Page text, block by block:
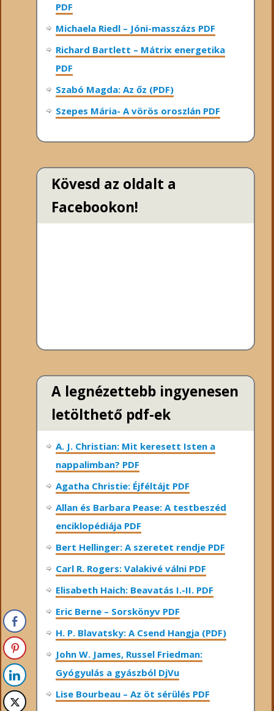
PDF
Michaela Riedl – Jóni-masszázs PDF
Richard Bartlett – Mátrix energetika
PDF
Szabó Magda: Az őz (PDF)
Szepes Mária- A vörös oroszlán PDF
Kövesd az oldalt a
Facebookon!
A legnézettebb ingyenesen
letölthető pdf-ek
A. J. Christian: Mit keresett Isten a
nappalimban? PDF
Agatha Christie: Éjféltájt PDF
Allan és Barbara Pease: A testbeszéd
enciklopédiája PDF
Bert Hellinger: A ​szeretet rendje PDF
Carl R. Rogers: Valakivé válni PDF
Elisabeth Haich: Beavatás I.-II. PDF
Eric Berne – Sorskönyv PDF
H. P. Blavatsky: A Csend Hangja (PDF)
John W. James, Russel Friedman:
Gyógyulás a gyászból DjVu
Lise Bourbeau – Az öt sérülés PDF